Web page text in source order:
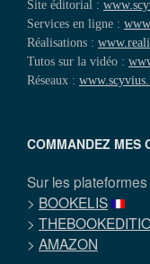
Site éditorial :
Services en ligne :
Réalisations :
Tutos sur la vidéo :
Réseaux :
COMMANDEZ MES
Sur les plateformes
> BOOKELIS
>
> AMAZON